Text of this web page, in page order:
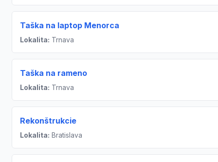
Taška na laptop Menorca
Lokalita: Trnava
Taška na rameno
Lokalita: Trnava
Rekonštrukcie
Lokalita: Bratislava